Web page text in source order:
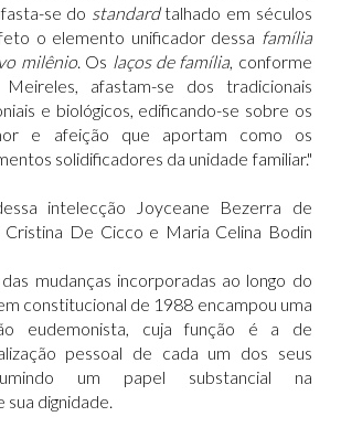
se do standardtalhado em séculos
o elemento unificador dessa família
milênio. Os laços de família, conforme
Meireles, afastam-se dos tradicionais
e biológicos, edificando-se sobre os
e afeição que aportam como os
solidificadores da unidade familiar."
intelecção Joyceane Bezerra de
Cristina De Cicco e Maria Celina Bodin
mudanças incorporadas ao longo do
constitucional de 1988 encampou uma
eudemonista, cuja função é a de
pessoal de cada um dos seus
um papel substancial na
dignidade.